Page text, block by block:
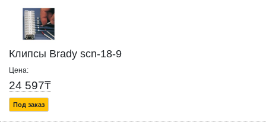
Клипсы Brady scn-18-9
Цена:
24 597₸
Под заказ